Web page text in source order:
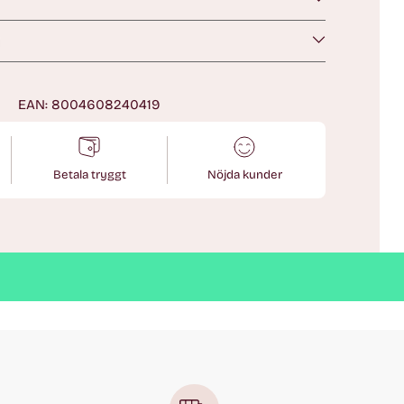
EAN: 8004608240419
Betala tryggt Nöjda kunder